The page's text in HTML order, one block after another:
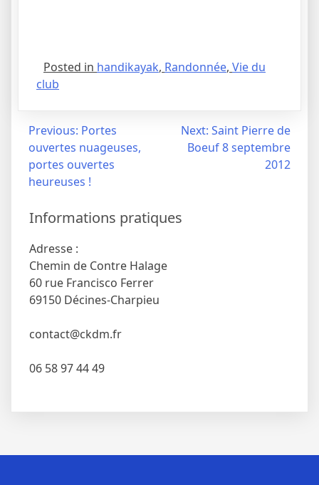
Posted in handikayak, Randonnée, Vie du
club
Navigation
l’article
Previous: Portes
ouvertes nuageuses,
portes ouvertes
heureuses !
Next: Saint Pierre de
Boeuf 8 septembre
2012
Informations pratiques
Adresse :
Chemin de Contre Halage
60 rue Francisco Ferrer
69150 Décines-Charpieu
contact@ckdm.fr
06 58 97 44 49